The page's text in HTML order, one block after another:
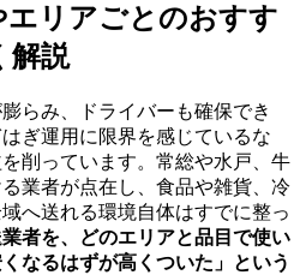
リアごとのおすす
解説
らみ、ドライバーも確保でき
ぎ運用に限界を感じているな
削っています。常総や水戸、牛
業者が点在し、食品や雑貨、冷
へ送れる環境自体はすでに整っ
者を、どのエリアと品目で使い
なるはずが高くついた」という